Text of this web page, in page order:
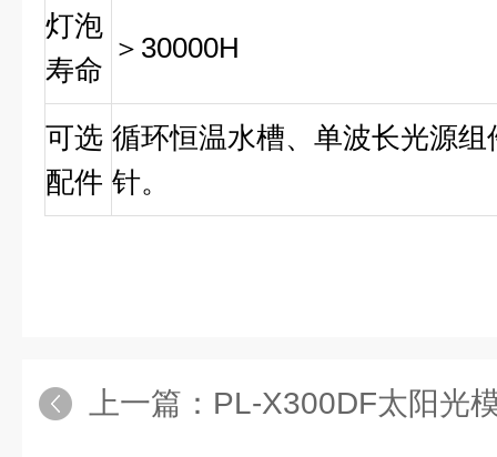
灯泡
寿命
＞30000H
可选
配件
循环恒温水槽、单波长光源组
针。
上一篇： PL-X300DF太阳光